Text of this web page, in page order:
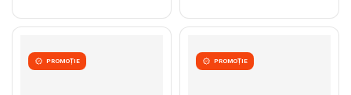
PROMOȚIE PROMOȚIE